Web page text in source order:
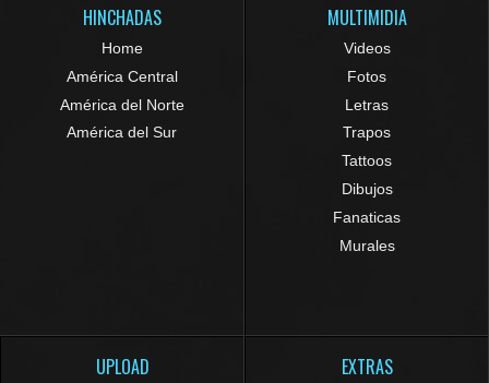
HINCHADAS
Home
América Central
América del Norte
América del Sur
MULTIMIDIA
Videos
Fotos
Letras
Trapos
Tattoos
Dibujos
Fanaticas
Murales
UPLOAD EXTRAS